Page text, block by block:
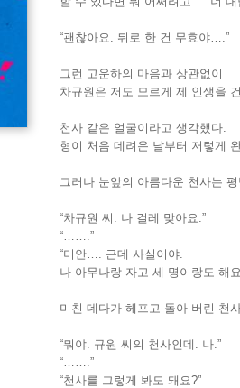
“괜찮아요. 뒤로 한 건 무효야….”
그런 고운하의 마음과 상관없이
차규원은 저도 모르게 제 인생을
천사 같은 얼굴이라고 생각했다.
형이 처음 데려온 날부터 저렇게
그러나 눈앞의 아름다운 천사는
“차규원 씨. 나 걸레 맞아요.”
“…….”
“미안…. 근데 사실이야.
나 아무나랑 자고 세 명이랑도 해
미친 데다가 헤프고 돌아 버린 천
“뭐야. 규원 씨의 천사인데. 나.”
“…….”
“천사를 그렇게 봐도 돼요?”